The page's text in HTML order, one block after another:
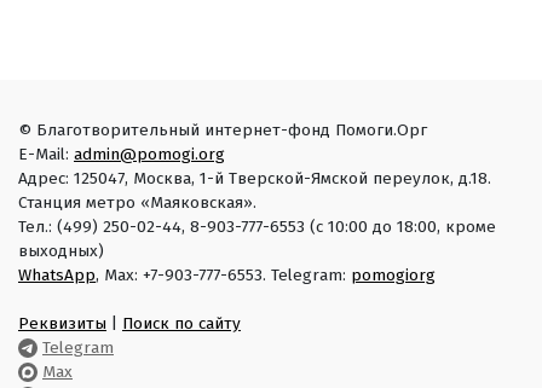
© Благотворительный интернет-фонд Помоги.Орг
E-Mail: admin@pomogi.org
Адрес: 125047, Москва, 1-й Тверской-Ямской переулок, д.18.
Станция метро «Маяковская».
Тел.: (499) 250-02-44, 8-903-777-6553 (с 10:00 до 18:00, кроме
выходных)
WhatsApp, Max: +7-903-777-6553. Telegram: pomogiorg
Реквизиты
Поиск по сайту
Telegram
Max